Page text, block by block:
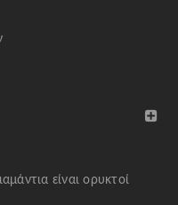
είναι ορυκτοί